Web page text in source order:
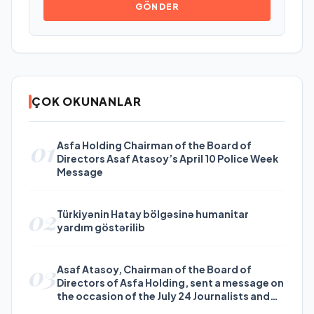
GÖNDER
ÇOK OKUNANLAR
01Asfa Holding Chairman of the Board of
Directors Asaf Atasoy’s April 10 Police Week
Message
02Türkiyənin Hatay bölgəsinə humanitar
yardım göstərilib
03Asaf Atasoy, Chairman of the Board of
Directors of Asfa Holding, sent a message on
the occasion of the July 24 Journalists and